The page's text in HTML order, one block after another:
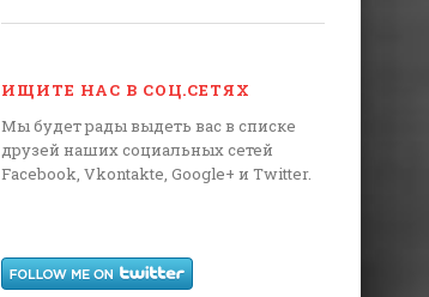
ИЩИТЕ НАС В СОЦ.СЕТЯХ
Мы будет рады выдеть вас в списке
друзей наших социальных сетей
Facebook, Vkontakte, Google+ и Twitter.